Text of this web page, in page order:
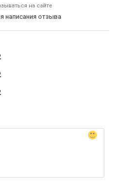
на сайте
написания отзыва